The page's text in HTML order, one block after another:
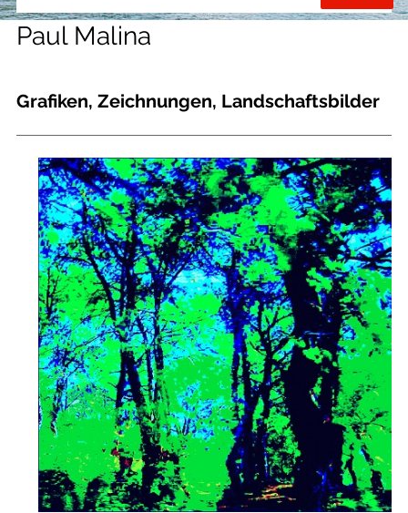
Paul Malina
Grafiken, Zeichnungen, Landschaftsbilder